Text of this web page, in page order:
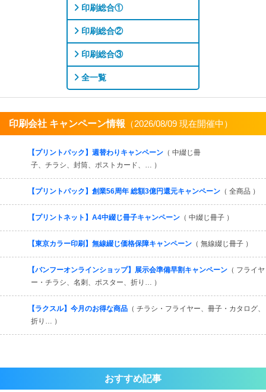
印刷総合①
印刷総合②
印刷総合③
全一覧
印刷会社 キャンペーン情報 （2026/08/09 現在開催中）
【プリントパック】週替わりキャンペーン （ 中綴じ冊
子、チラシ、封筒、ポストカード、… ）
【プリントパック】創業56周年 総額3億円還元キャンペーン （ 全商品 ）
【プリントネット】A4中綴じ冊子キャンペーン （ 中綴じ冊子 ）
【東京カラー印刷】無線綴じ価格保障キャンペーン （ 無線綴じ冊子 ）
【バンフーオンラインショップ】展示会準備早割キャンペーン （ フライヤ
ー・チラシ、名刺、ポスター、折り… ）
【ラクスル】今月のお得な商品 （ チラシ・フライヤー、冊子・カタログ、
折り… ）
おすすめ記事